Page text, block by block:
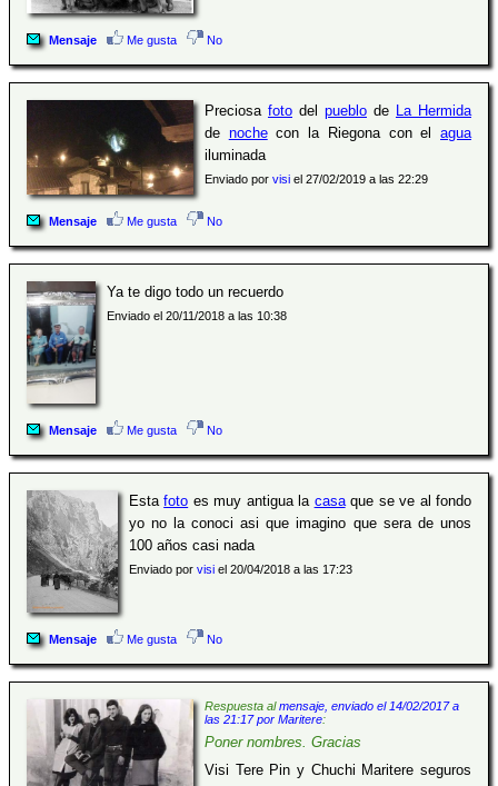
Mensaje Me gusta No
Preciosa foto del pueblo de La Hermida
de nochecon la Riegona con elagua
iluminada
Enviado por visi el 27/02/2019 a las 22:29
Mensaje Me gusta No
Ya te digo todo un recuerdo
Enviado el 20/11/2018 a las 10:38
Mensaje Me gusta No
Estafoto es muy antigua la casaque se ve al fondo
yo no la conoci asi que imagino que sera de unos
100 años casi nada
Enviado por visiel 20/04/2018 a las 17:23
Mensaje Me gusta No
Respuesta almensaje, enviado el 14/02/2017 a
las 21:17 por Maritere:
Poner nombres. Gracias
Visi Tere Pin y Chuchi Maritere seguros